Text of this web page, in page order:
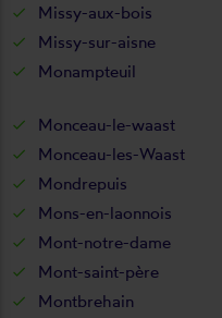
Missy-aux-bois
Missy-sur-aisne
Monampteuil
Monceau-le-waast
Monceau-les-Waast
Mondrepuis
Mons-en-laonnois
Mont-notre-dame
Mont-saint-père
Montbrehain